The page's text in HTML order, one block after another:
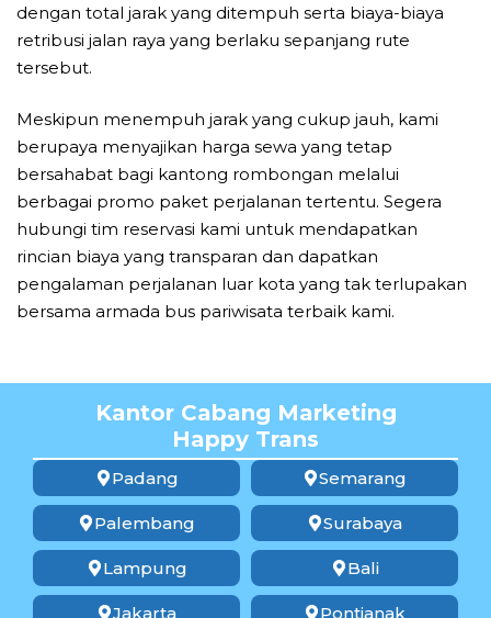
dengan total jarak yang ditempuh serta biaya-biaya
retribusi jalan raya yang berlaku sepanjang rute
tersebut.
Meskipun menempuh jarak yang cukup jauh, kami
berupaya menyajikan harga sewa yang tetap
bersahabat bagi kantong rombongan melalui
berbagai promo paket perjalanan tertentu. Segera
hubungi tim reservasi kami untuk mendapatkan
rincian biaya yang transparan dan dapatkan
pengalaman perjalanan luar kota yang tak terlupakan
bersama armada bus pariwisata terbaik kami.
Kantor Cabang Marketing
Happy Trans
Padang
Palembang
Lampung
Jakarta
Semarang
Surabaya
Bali
Pontianak